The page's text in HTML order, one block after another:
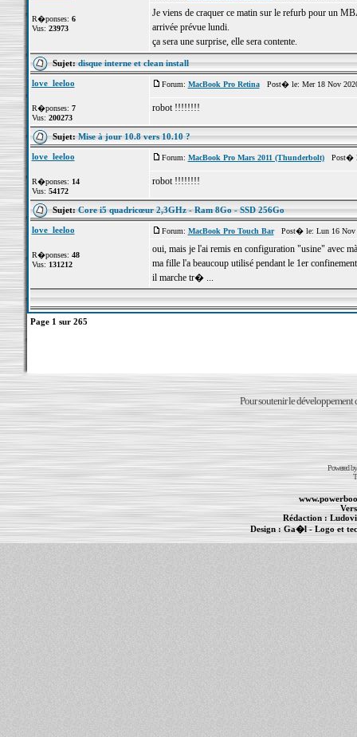
R�ponses: 6
Vus: 23973
Je viens de craquer ce matin sur le refurb pour un
arrivée prévue lundi.
ça sera une surprise, elle sera contente.
Sujet:disque interne et clean install
love_leeloo
R�ponses: 7
Vus: 200273
Forum: MacBook Pro RetinaPost� le: Mer 18 Nov
robot !!!!!!!!
Sujet:Mise à jour 10.8 vers 10.10 ?
love_leeloo
R�ponses: 14
Vus: 54172
Forum: MacBook Pro Mars 2011 (Thunderbolt)Post�
robot !!!!!!!!
Sujet:Core i5 quadricœur 2,3GHz - Ram 8Go - SSD 256Go
love_leeloo
R�ponses: 48
Vus: 131212
Forum: MacBook Pro Touch BarPost� le: Lun 16 Nov
oui, mais je l'ai remis en configuration "usine" avec
ma fille l'a beaucoup utilisé pendant le 1er
il marche tr� ...
Page 1 sur 265
Pour soutenir le développement
Powered
Rédaction :
Design :Ga�l- Logo et
- MacBook Pro